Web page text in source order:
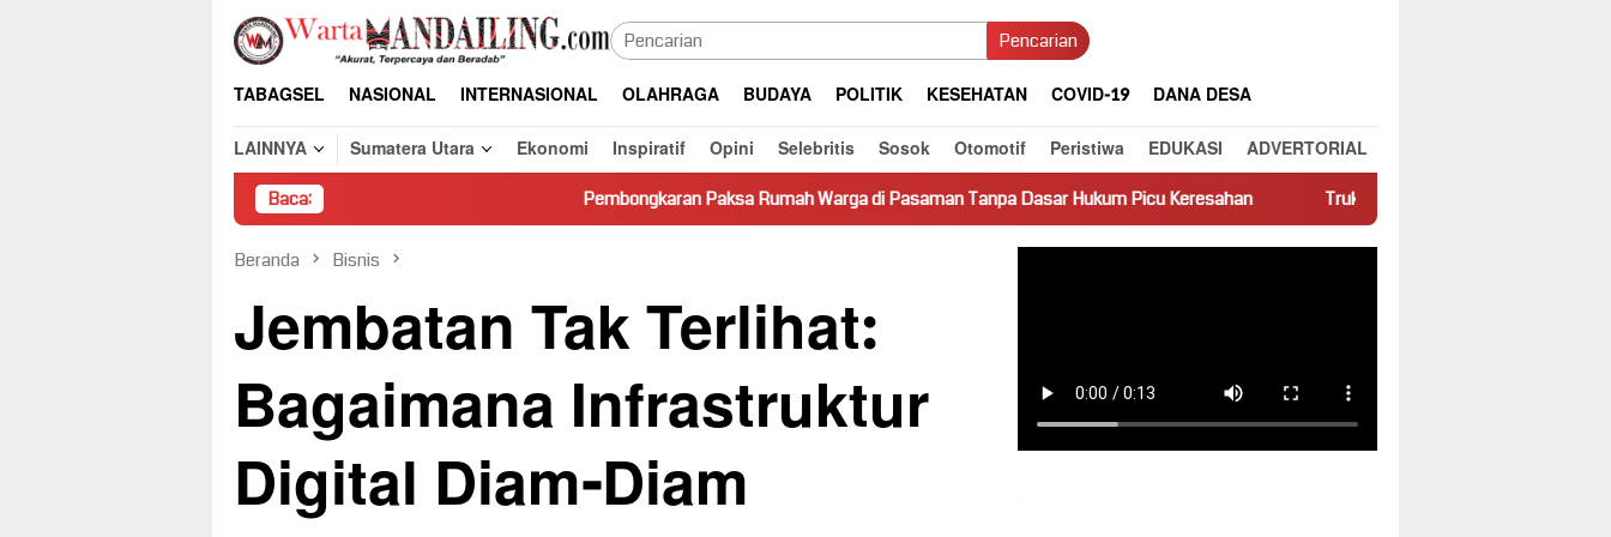
Loncat
konten
Pencarian
TABAGSEL NASIONAL INTERNASIONAL OLAHRAGA BUDAYA POLITIK KESEHATAN COVID-19
DANA DESA
LAINNYA
Sumatera Utara Ekonomi Inspiratif Opini Selebritis Sosok Otomotif Peristiwa EDUKASI ADVERTORIAL
Baca: Pembongkaran Paksa Rumah Warga di Pasaman Tanpa Dasar Hukum Picu Keresahan Truk Miring Hambat Arus Lalu Lintas di Jalan
Beranda Bisnis
Jembatan Tak Terlihat:
Bagaimana Infrastruktur
Digital Diam-Diam